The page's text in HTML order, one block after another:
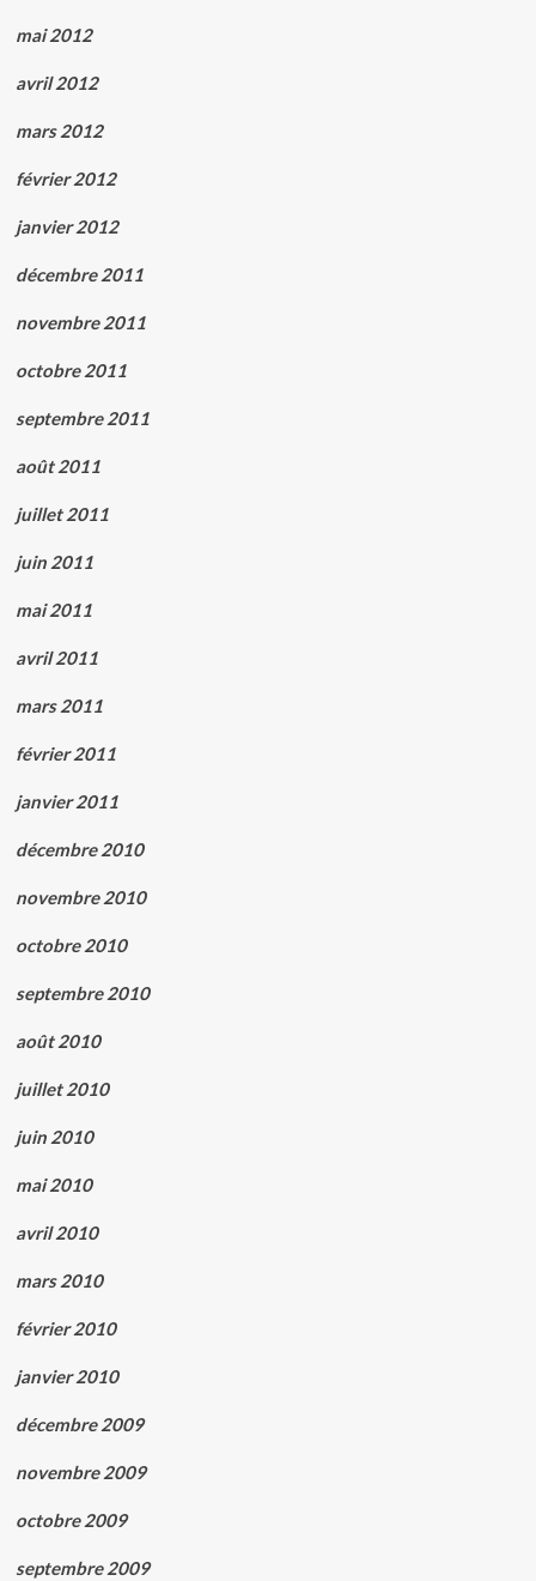
mai 2012
avril 2012
mars 2012
février 2012
janvier 2012
décembre 2011
novembre 2011
octobre 2011
septembre 2011
août 2011
juillet 2011
juin 2011
mai 2011
avril 2011
mars 2011
février 2011
janvier 2011
décembre 2010
novembre 2010
octobre 2010
septembre 2010
août 2010
juillet 2010
juin 2010
mai 2010
avril 2010
mars 2010
février 2010
janvier 2010
décembre 2009
novembre 2009
octobre 2009
septembre 2009